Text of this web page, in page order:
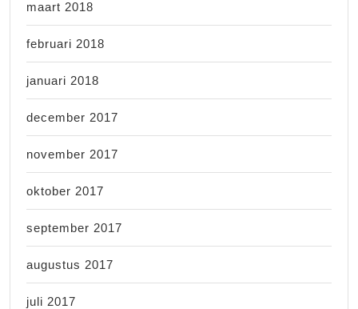
maart 2018
februari 2018
januari 2018
december 2017
november 2017
oktober 2017
september 2017
augustus 2017
juli 2017